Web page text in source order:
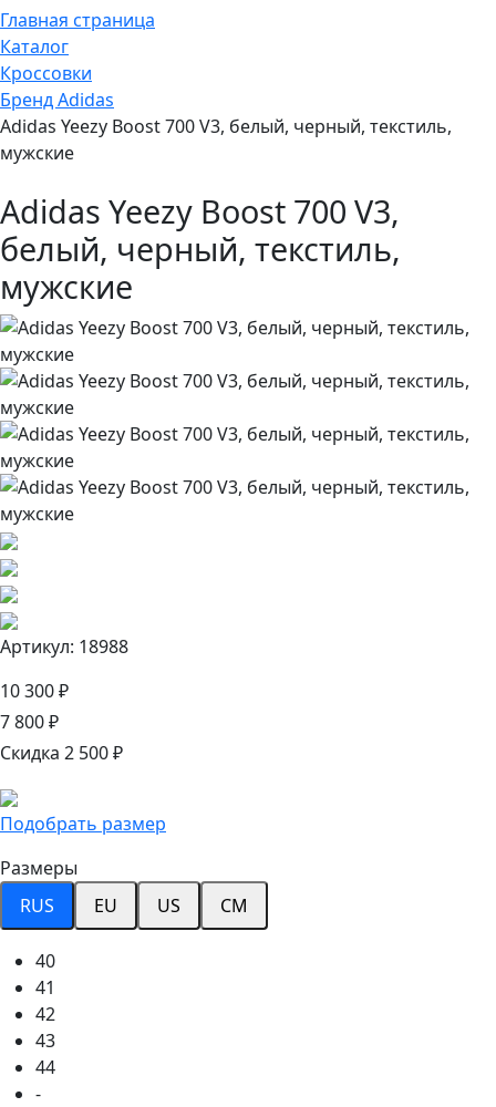
Главная страница
Каталог
Кроссовки
Бренд Adidas
Adidas Yeezy Boost 700 V3, белый, черный, текстиль,
мужские
Adidas Yeezy Boost 700 V3,
белый, черный, текстиль,
мужские
Артикул: 18988
10 300 ₽
7 800 ₽
Скидка 2 500 ₽
Подобрать размер
Размеры
RUS
EU US CM
40
41
42
43
44
-